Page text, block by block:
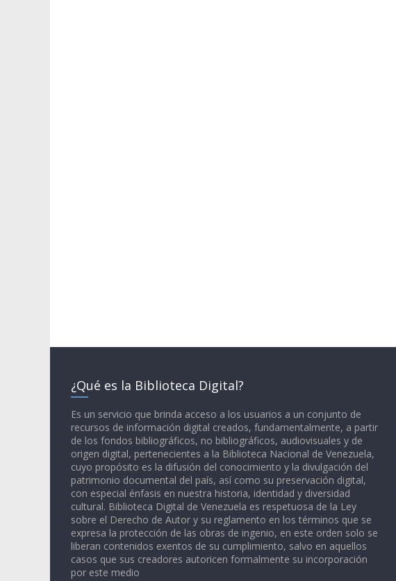
¿Qué es la Biblioteca Digital?
Es un servicio que brinda acceso a los usuarios a un conjunto de
recursos de información digital creados, fundamentalmente, a partir
de los fondos bibliográficos, no bibliográficos, audiovisuales y de
origen digital, pertenecientes a la Biblioteca Nacional de Venezuela,
cuyo propósito es la difusión del conocimiento y la divulgación del
patrimonio documental del país, así como su preservación digital,
con especial énfasis en nuestra historia, identidad y diversidad
cultural. Biblioteca Digital de Venezuela es respetuosa de la Ley
sobre el Derecho de Autor y su reglamento en los términos que se
expresa la protección de las obras de ingenio, en este orden solo se
liberan contenidos exentos de su cumplimiento, salvo en aquellos
casos que sus creadores autoricen formalmente su incorporación
por este medio